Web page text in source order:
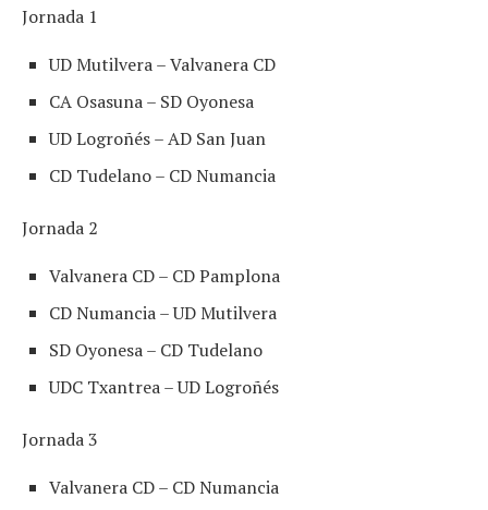
Jornada 1
UD Mutilvera – Valvanera CD
CA Osasuna – SD Oyonesa
UD Logroñés – AD San Juan
CD Tudelano – CD Numancia
Jornada 2
Valvanera CD – CD Pamplona
CD Numancia – UD Mutilvera
SD Oyonesa – CD Tudelano
UDC Txantrea – UD Logroñés
Jornada 3
Valvanera CD – CD Numancia